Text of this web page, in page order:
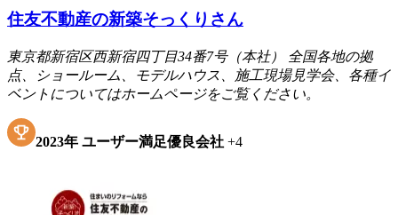
住友不動産の新築そっくりさん
東京都新宿区西新宿四丁目34番7号（本社） 全国各地の拠
点、ショールーム、モデルハウス、施工現場見学会、各種イ
ベントについてはホームページをご覧ください。
2023年 ユーザー満足優良会社 +4